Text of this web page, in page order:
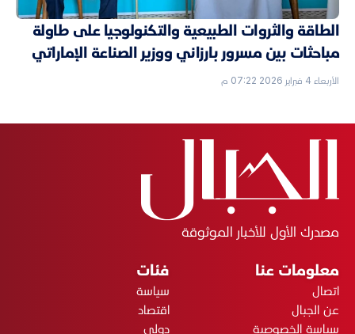
الطاقة والثروات الطبيعية والتكنولوجيا على طاولة
مباحثات بين مسرور بارزاني ووزير الصناعة الإماراتي
الأربعاء 4 فبراير 2026 07:22 م
مصدرك الأول للأخبار الموثوقة
معلومات عنا
اتصال
عن الجبال
سياسة الخصوصية
فئات
سياسة
اقتصاد
دولي